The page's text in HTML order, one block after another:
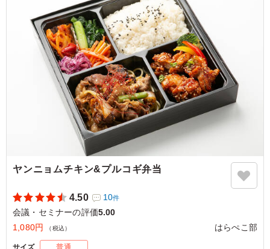
ご飯が進む味付け。バランスも良く、大満足の食事でし
た。
ご利用シーン：会議・セミナー›研修
大阪府大阪市淀川区西中島2024/09/09
ヤンニョムチキン&プルコギ弁当
4.50 10件
会議・セミナーの評価5.00
1,080円
（税込） はらぺこ部
サイズ 普通